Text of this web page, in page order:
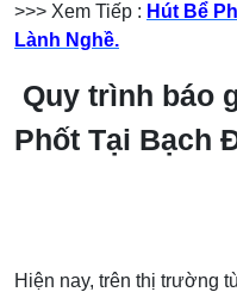
>>> Xem Tiếp : Hút Bể
Lành Nghề.
Quy trình báo
Phốt Tại Bạch
Hiện nay, trên thị trường